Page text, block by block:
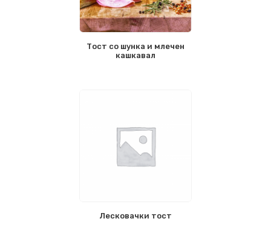
Тост со шунка и млечен
кашкавал
Лесковачки тост